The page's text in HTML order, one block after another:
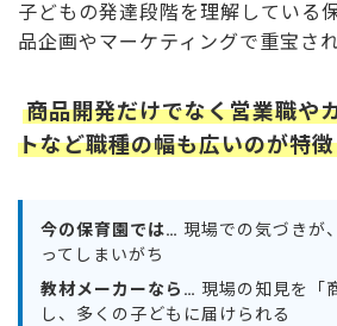
子どもの発達段階を理解している
品企画やマーケティングで重宝され
商品開発だけでなく営業職や
トなど職種の幅も広いのが特徴
今の保育園では… 現場での気づきが
ってしまいがち
教材メーカーなら… 現場の知見を「
し、多くの子どもに届けられる